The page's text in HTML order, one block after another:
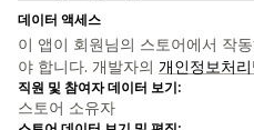
데이터 액세스
이 앱이 회원님의 스토어에서 작
야 합니다. 개발자의 개인정보처리
직원 및 참여자 데이터 보기:
스토어 소유자